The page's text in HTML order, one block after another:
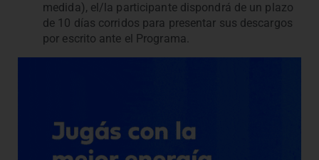
medida), el/la participante dispondrá de un plazo
de 10 días corridos para presentar sus descargos
por escrito ante el Programa.